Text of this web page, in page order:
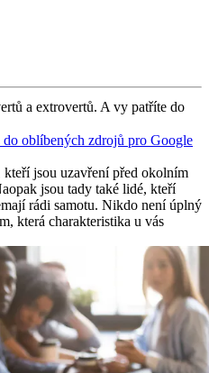
a extrovertů. A vy patříte do
do oblíbených zdrojů pro Google
jsou uzavření před okolním
jsou tady také lidé, kteří
rádi samotu. Nikdo není úplný
která charakteristika u vás